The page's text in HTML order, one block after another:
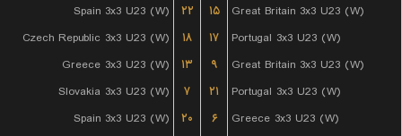
Spain 3x3 U23 (W)
۲۲ ۱۵
Great Britain 3x3 U23 (W)
Czech Republic 3x3 U23 (W)
۱۸ ۱۷
Portugal 3x3 U23 (W)
Greece 3x3 U23 (W)
۱۳ ۹
Great Britain 3x3 U23 (W)
Slovakia 3x3 U23 (W)
۷ ۲۱
Portugal 3x3 U23 (W)
Spain 3x3 U23 (W)
۲۰ ۶
Greece 3x3 U23 (W)